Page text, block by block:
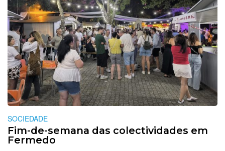
SOCIEDADE
Fim-de-semana das colectividades em
Fermedo